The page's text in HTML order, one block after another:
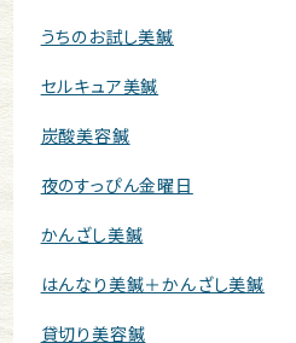
うちのお試し美鍼
セルキュア美鍼
炭酸美容鍼
夜のすっぴん金曜日
かんざし美鍼
はんなり美鍼＋かんざし美鍼
貸切り美容鍼